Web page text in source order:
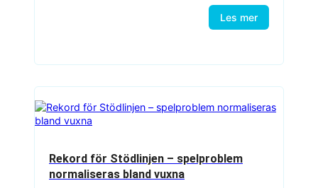
Les mer
Rekord för Stödlinjen – spelproblem
normaliseras bland vuxna